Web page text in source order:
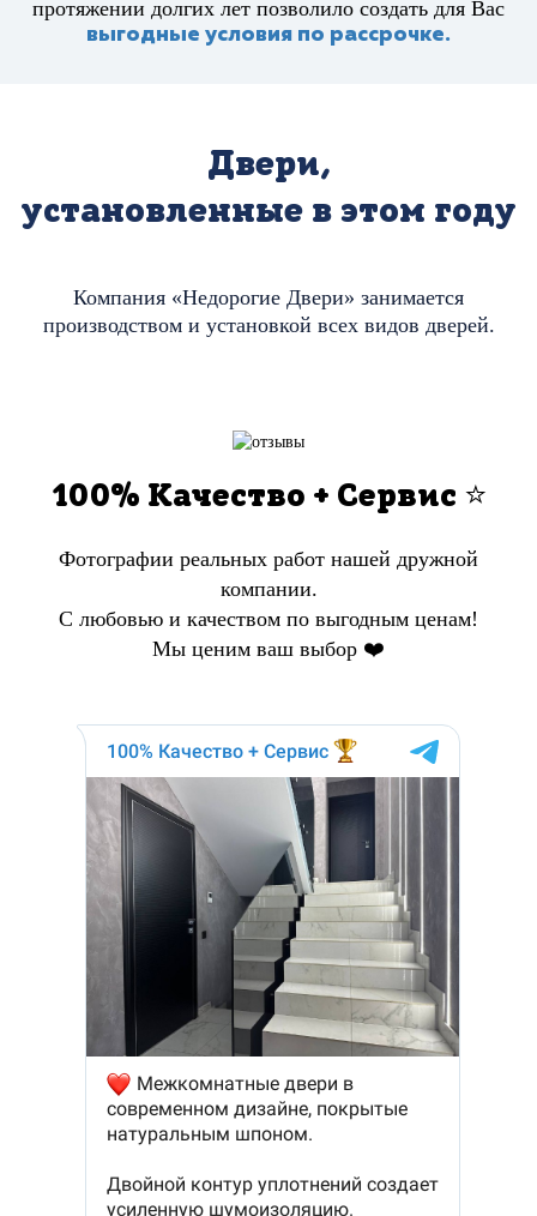
протяжении долгих лет позволило создать для Вас
выгодные условия по рассрочке.
Двери,
установленные в этом году
Компания «Недорогие Двери» занимается
производством и установкой всех видов дверей.
100% Качество + Сервис ⭐️
Фотографии реальных работ нашей дружной
компании.
С любовью и качеством по выгодным ценам!
Мы ценим ваш выбор ❤️